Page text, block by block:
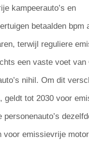
kampeerauto’s en
betaalden bpm
terwijl reguliere
een vaste voet van
nihil. Om dit
geldt tot 2030 voor
personenauto’s
voor emissievrije